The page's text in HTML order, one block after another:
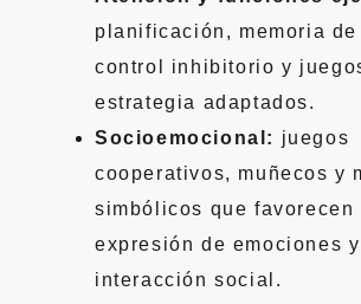
planificación, memoria
control inhibitorio y
estrategia adaptados.
Socioemocional: juegos
cooperativos, muñecos y
simbólicos que favorecen
expresión de emociones
interacción social.